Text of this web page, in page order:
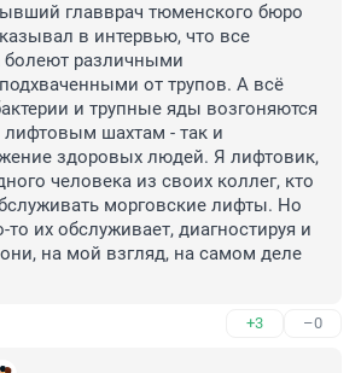
главврач тюменского бюро
в интервью, что все
болеют различными
от трупов. А всё
и трупные яды возгоняются
шахтам - так и
здоровых людей. Я лифтовик,
человека из своих коллег, кто
морговские лифты. Но
то их обслуживает, диагностируя и
на мой взгляд, на самом деле
+3 –0